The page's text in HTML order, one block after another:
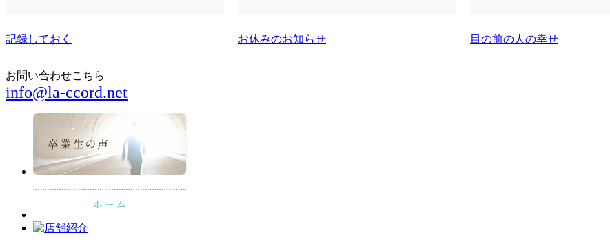
記録しておく お休みのお知らせ 目の前の人の幸せ
お問い合わせこちら
info@la-ccord.net